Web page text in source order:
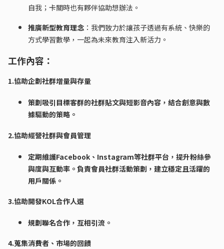
自我；卡關時也有夥伴協助想辦法。
推廣新型教育理念 ：我們致力於讓孩子透過有系統、快樂的
方式學習數學，一起為未來教育注入新活力。
工作內容：
1.協助企劃社群增量與存量
策劃吸引目標客群的社群貼文與短影音內容，結合創意與數
據驅動的策略。
2.協助經營社群與會員管理
定期維護Facebook、Instagram等社群平台，提升粉絲參
與度與互動率。負責會員社群活動策劃，建立穩定且活躍的
用戶關係。
3.協助開發KOL合作人選
規劃聯名合作，互相引流。
4.蒐集消費者、市場的回饋